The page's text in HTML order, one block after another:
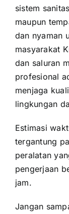
sistem
maupun
dan nyaman
masyarakat
dan saluran
profesional
menjaga
lingkungan
Estimasi
tergantung
peralatan
pengerjaan
jam.
Jangan